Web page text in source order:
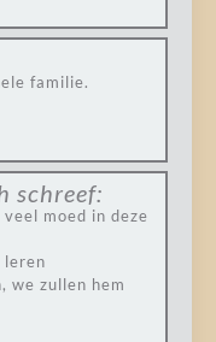
familie.
schreef:
moed in deze
leren
we zullen hem